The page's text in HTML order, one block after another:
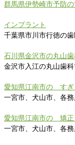
群馬県伊勢崎市予防
インプラント
千葉県市川市行徳の
石川県金沢市の丸山
金沢市入江の丸山歯
愛知県江南市の すぎ
一宮市、犬山市、各
愛知県江南市の 矯正
一宮市、犬山市、各